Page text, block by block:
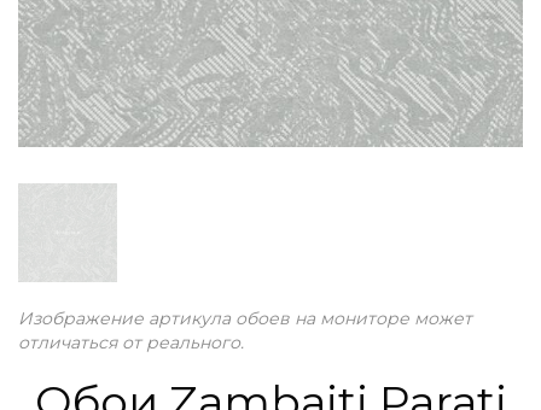
Изображение артикула обоев на мониторе может
отличаться от реального.